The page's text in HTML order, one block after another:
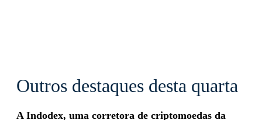
Outros destaques desta quarta
A Indodex, uma corretora de criptomoedas da